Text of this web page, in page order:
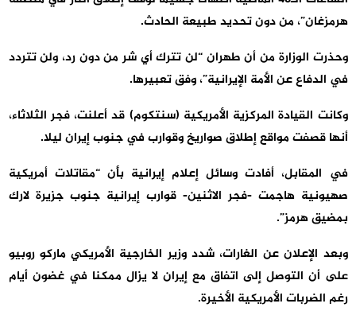
هرمزغان”، من دون تحديد طبيعة الحادث.
وحذرت الوزارة من أن طهران “لن تترك أي شر من دون رد، ولن تتردد
في الدفاع عن الأمة الإيرانية”، وفق تعبيرها.
وكانت القيادة المركزية الأمريكية (سنتكوم) قد أعلنت، فجر الثلاثاء،
أنها قصفت مواقع إطلاق صواريخ وقوارب في جنوب إيران ليلا.
في المقابل، أفادت وسائل إعلام إيرانية بأن “مقاتلات أمريكية
صهيونية هاجمت -فجر الاثنين- قوارب إيرانية جنوب جزيرة لارك
بمضيق هرمز”.
وبعد الإعلان عن الغارات، شدد وزير الخارجية الأمريكي ماركو روبيو
على أن التوصل إلى اتفاق مع إيران لا يزال ممكنا في غضون أيام
رغم الضربات الأمريكية الأخيرة.